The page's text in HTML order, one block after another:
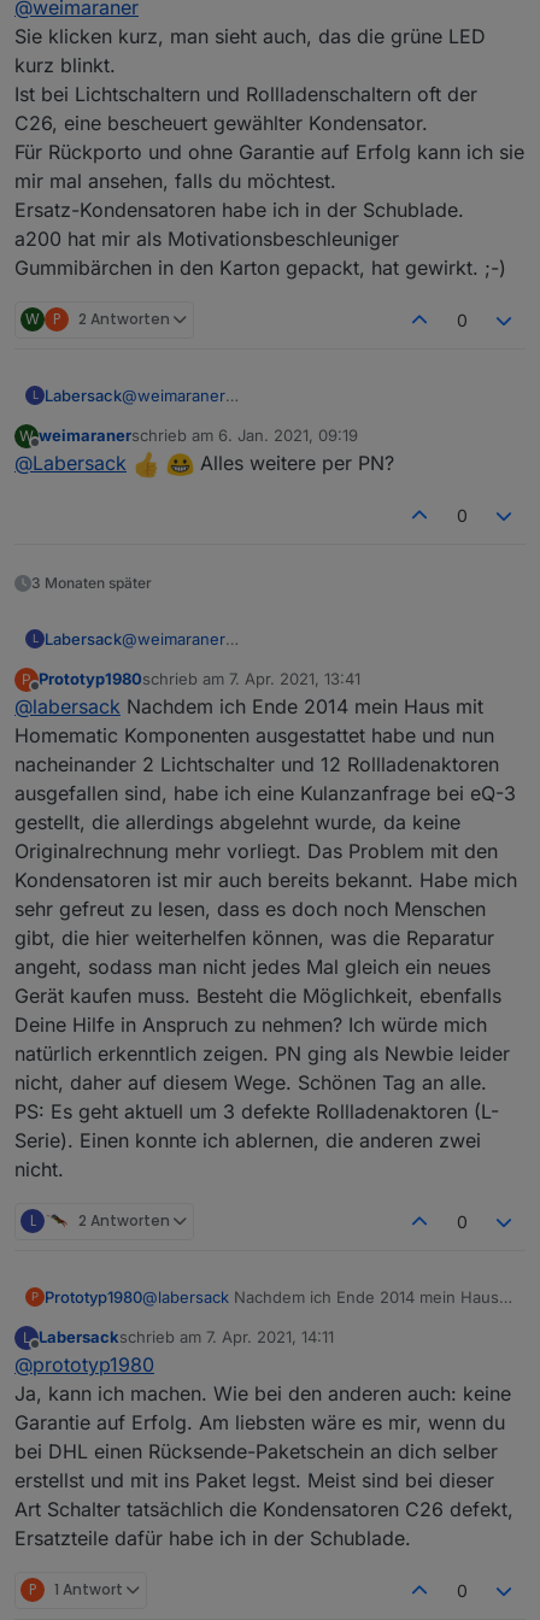
Rolladenaktoren, die sich in der letzten Zeit
verabschiedet haben
Wie hatte sich der Defekt gezeigt? Mir ist vor
Monaten ein Lichtschalter ausgestiegen. Beide
haben nur noch geklickt und ich konnte nicht mal
per Taste die Geräte bedienen. Aufgehoben habe
ich sie, weil ich vermutet habe, daß es nur ein
kleiner Defekt ist.
Was hast du jetzt einbauen lassen?
Finde es cool, daß ihr es wieder zum Laufen
bekommen habt. Ist immer schade, wenn wegen
eines kleinen Defekts Elektroschrott erzeugt wird.
@weimaraner
Sie klicken kurz, man sieht auch, das die grüne LED
kurz blinkt.
Ist bei Lichtschaltern und Rollladenschaltern oft der
C26, eine bescheuert gewählter Kondensator.
Für Rückporto und ohne Garantie auf Erfolg kann ich sie
mir mal ansehen, falls du möchtest.
Ersatz-Kondensatoren habe ich in der Schublade.
a200 hat mir als Motivationsbeschleuniger
Gummibärchen in den Karton gepackt, hat gewirkt. ;-)
W P 2 Antworten 0
L Labersack@weimaraner
kurz blinkt.
Ist bei Lichtschaltern und Rollladenschaltern oft der
Für Rückporto und ohne Garantie auf Erfolg kann
a200 hat mir als Motivationsbeschleuniger
W
Offline
weimaranerschrieb am 6. Jan. 2021, 09:19
zuletzt editiert von
@Labersack Alles weitere per PN?
0
3 Monaten später
L Labersack@weimaraner
kurz blinkt.
Ist bei Lichtschaltern und Rollladenschaltern oft der
C26, eine bescheuert gewählter Kondensator.
Für Rückporto und ohne Garantie auf Erfolg kann
ich sie mir mal ansehen, falls du möchtest.
Ersatz-Kondensatoren habe ich in der Schublade.
a200 hat mir als Motivationsbeschleuniger
Gummibärchen in den Karton gepackt, hat gewirkt.
P
Offline
Prototyp1980schrieb am 7. Apr. 2021, 13:41
zuletzt editiert von
@labersack Nachdem ich Ende 2014 mein Haus mit
Homematic Komponenten ausgestattet habe und nun
nacheinander 2 Lichtschalter und 12 Rollladenaktoren
ausgefallen sind, habe ich eine Kulanzanfrage bei eQ-3
gestellt, die allerdings abgelehnt wurde, da keine
Originalrechnung mehr vorliegt. Das Problem mit den
Kondensatoren ist mir auch bereits bekannt. Habe mich
sehr gefreut zu lesen, dass es doch noch Menschen
gibt, die hier weiterhelfen können, was die Reparatur
angeht, sodass man nicht jedes Mal gleich ein neues
Gerät kaufen muss. Besteht die Möglichkeit, ebenfalls
Deine Hilfe in Anspruch zu nehmen? Ich würde mich
natürlich erkenntlich zeigen. PN ging als Newbie leider
nicht, daher auf diesem Wege. Schönen Tag an alle.
PS: Es geht aktuell um 3 defekte Rollladenaktoren (L-
Serie). Einen konnte ich ablernen, die anderen zwei
nicht.
L 2 Antworten 0
P Prototyp1980@labersack Nachdem ich Ende 2014 mein Haus
und nun nacheinander 2 Lichtschalter und 12
Rollladenaktoren ausgefallen sind, habe ich eine
Kulanzanfrage bei eQ-3 gestellt, die allerdings
abgelehnt wurde, da keine Originalrechnung
mehr vorliegt. Das Problem mit den
Kondensatoren ist mir auch bereits bekannt.
Habe mich sehr gefreut zu lesen, dass es doch
noch Menschen gibt, die hier weiterhelfen
nicht jedes Mal gleich ein neues Gerät kaufen
Hilfe in Anspruch zu nehmen? Ich würde mich
L
Offline
Labersackschrieb am 7. Apr. 2021, 14:11
zuletzt editiert von
@prototyp1980
Ja, kann ich machen. Wie bei den anderen auch: keine
Garantie auf Erfolg. Am liebsten wäre es mir, wenn du
bei DHL einen Rücksende-Paketschein an dich selber
erstellst und mit ins Paket legst. Meist sind bei dieser
Art Schalter tatsächlich die Kondensatoren C26 defekt,
Ersatzteile dafür habe ich in der Schublade.
P 1 Antwort 0